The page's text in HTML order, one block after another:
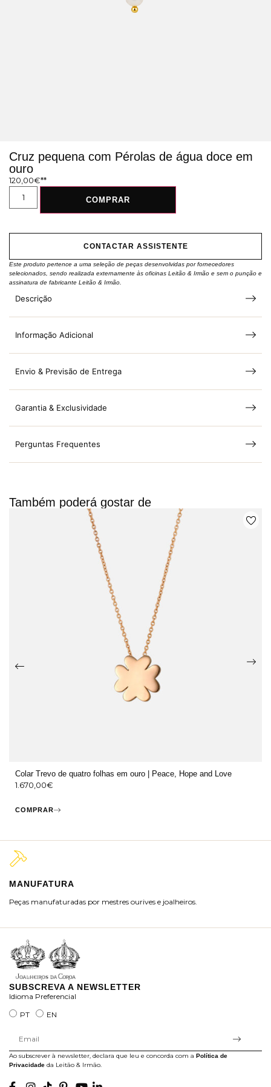
Cruz pequena com Pérolas de água doce em
ouro
120,00€
COMPRAR
CONTACTAR ASSISTENTE
Este produto pertence a uma seleção de peças desenvolvidas por fornecedores
selecionados, sendo realizada externamente às oficinas Leitão & Irmão e sem o punção e
assinatura de fabricante Leitão & Irmão.
Descrição
Informação Adicional
Envio & Previsão de Entrega
Garantia & Exclusividade
Perguntas Frequentes
Também poderá gostar de
Colar Trevo de quatro folhas em ouro | Peace, Hope and Love
1.670,00€
COMPRAR
MANUFATURA
Peças manufaturadas por mestres ourives e joalheiros.
SUBSCREVA A NEWSLETTER
Idioma Preferencial
PT
EN
Ao subscrever à newsletter, declara que leu e concorda com a Política de
Privacidade da Leitão & Irmão.